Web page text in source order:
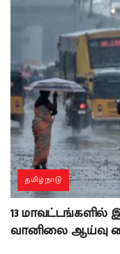
தமிழ்நாடு
13
வானிலை ஆய்வு